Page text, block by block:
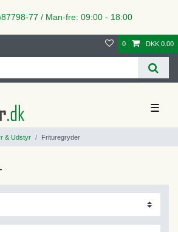
77 / Man-fre: 09:00 - 18:00
0 DKK 0.00
☰
& Udstyr Frituregryder